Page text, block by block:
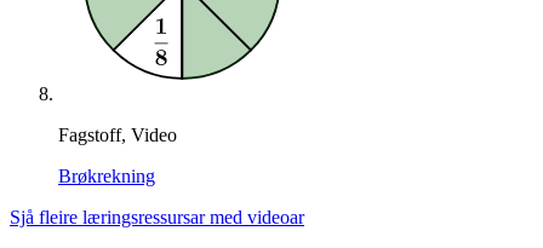
Fagstoff, Video
Brøkrekning
Sjå fleire læringsressursar med videoar